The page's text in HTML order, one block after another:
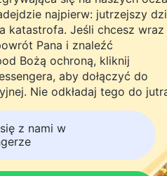
najpierw: jutrzejszy
katastrofa. Jeśli chcesz wraz
Pana i znaleźć
Bożą ochroną, kliknij
aby dołączyć do
Nie odkładaj tego do
z nami w